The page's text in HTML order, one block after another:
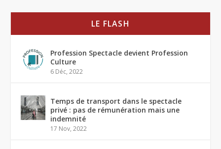
LE FLASH
Profession Spectacle devient Profession
Culture
6 Déc, 2022
Temps de transport dans le spectacle
privé : pas de rémunération mais une
indemnité
17 Nov, 2022